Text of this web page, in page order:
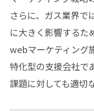
さらに、ガス業界で
に大きく影響するた
webマーケティング
特化型の支援会社で
課題に対しても適切